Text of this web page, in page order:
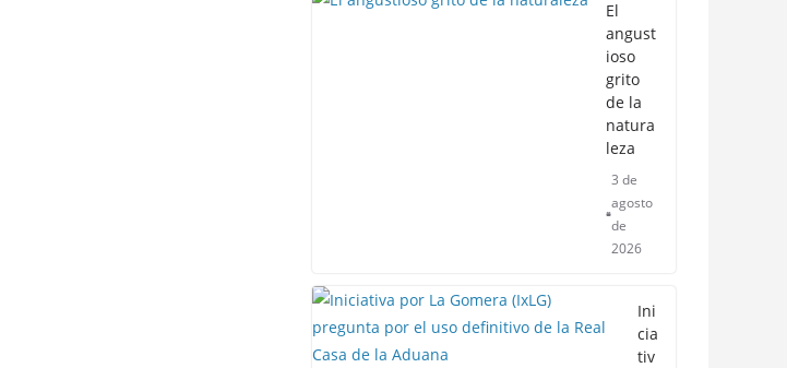
El
angust
ioso
grito
de la
natura
leza
3 de
agosto
de
2026
Ini
cia
tiv